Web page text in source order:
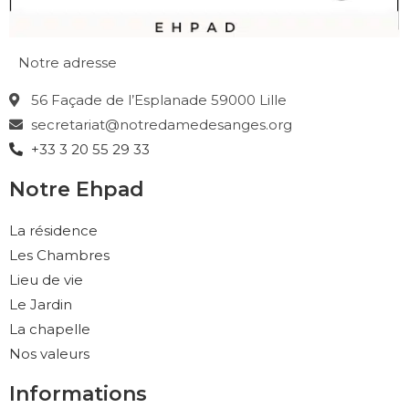
Notre adresse
56 Façade de l’Esplanade 59000 Lille
secretariat@notredamedesanges.org
+33 3 20 55 29 33
Notre Ehpad
La résidence
Les Chambres
Lieu de vie
Le Jardin
La chapelle
Nos valeurs
Informations